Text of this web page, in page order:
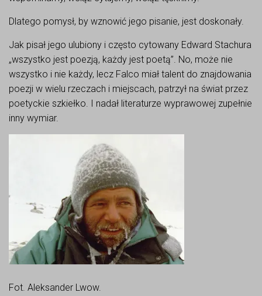
Dlatego pomysł, by wznowić jego pisanie, jest doskonały.
Jak pisał jego ulubiony i często cytowany Edward Stachura
„wszystko jest poezją, każdy jest poetą”. No, może nie
wszystko i nie każdy, lecz Falco miał talent do znajdowania
poezji w wielu rzeczach i miejscach, patrzył na świat przez
poetyckie szkiełko. I nadał literaturze wyprawowej zupełnie
inny wymiar.
Fot. Aleksander Lwow.